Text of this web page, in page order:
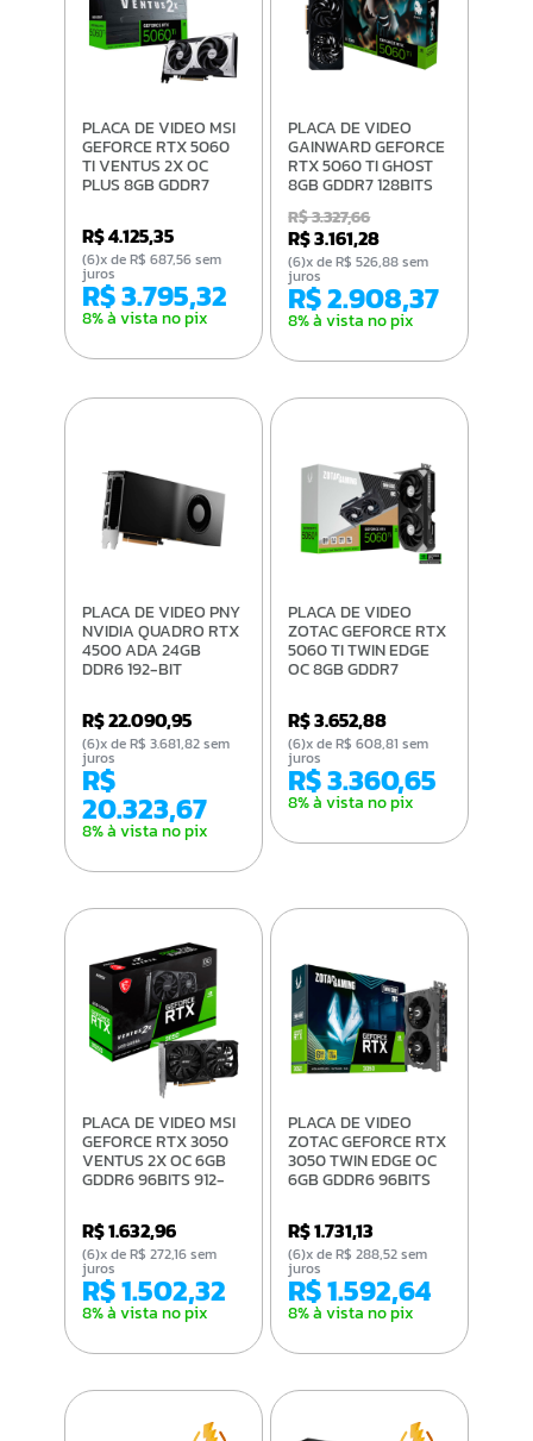
PLACA DE VIDEO MSI
GEFORCE RTX 5060
TI VENTUS 2X OC
PLUS 8GB GDDR7
024R$ 4.125,35
R$ 3.795,32
8% à vista no pix
(6)x de R$ 687,56 sem
juros
PLACA DE VIDEO
GAINWARD GEFORCE
RTX 5060 TI GHOST
8GB GDDR7 128BITS
NE7506T019P1-
GB2062B
R$ 3.327,66
R$ 3.161,28
R$ 2.908,37
8% à vista no pix
(6)x de R$ 526,88 sem
juros
PLACA DE VIDEO PNY
NVIDIA QUADRO RTX
4500 ADA 24GB
DDR6 192-BIT
PB
R$ 22.090,95
R$
20.323,67
8% à vista no pix
(6)x de R$ 3.681,82 sem
juros
PLACA DE VIDEO
ZOTAC GEFORCE RTX
5060 TI TWIN EDGE
OC 8GB GDDR7
10M
R$ 3.652,88
R$ 3.360,65
8% à vista no pix
(6)x de R$ 608,81 sem
juros
PLACA DE VIDEO MSI
GEFORCE RTX 3050
VENTUS 2X OC 6GB
GDDR6 96BITS 912-
R$ 1.632,96
R$ 1.502,32
8% à vista no pix
(6)x de R$ 272,16 sem
juros
PLACA DE VIDEO
ZOTAC GEFORCE RTX
3050 TWIN EDGE OC
6GB GDDR6 96BITS
R$ 1.731,13
R$ 1.592,64
8% à vista no pix
(6)x de R$ 288,52 sem
juros